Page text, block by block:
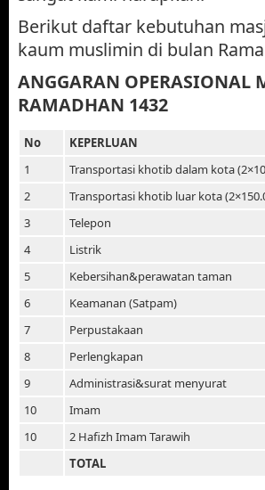
Berikut daftar kebutuhan
kaum muslimin di bulan
ANGGARAN OPERASIONAL
RAMADHAN 1432
No
KEPERLUAN
1
Transportasi khotib dalam kota
2
Transportasi khotib luar kota
3
Telepon
4
Listrik
5
Kebersihan&perawatan taman
6
Keamanan (Satpam)
7
Perpustakaan
8
Perlengkapan
9
Administrasi&surat menyurat
10
Imam
10
2 Hafizh Imam Tarawih
TOTAL